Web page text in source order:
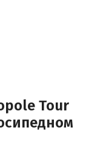
Tour